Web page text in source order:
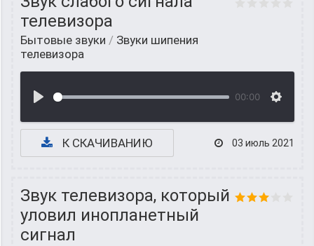
телевизора
Бытовые звуки / Звуки шипения
телевизора
00:00
К СКАЧИВАНИЮ 03 июль 2021
Звук телевизора, который
уловил инопланетный
сигнал